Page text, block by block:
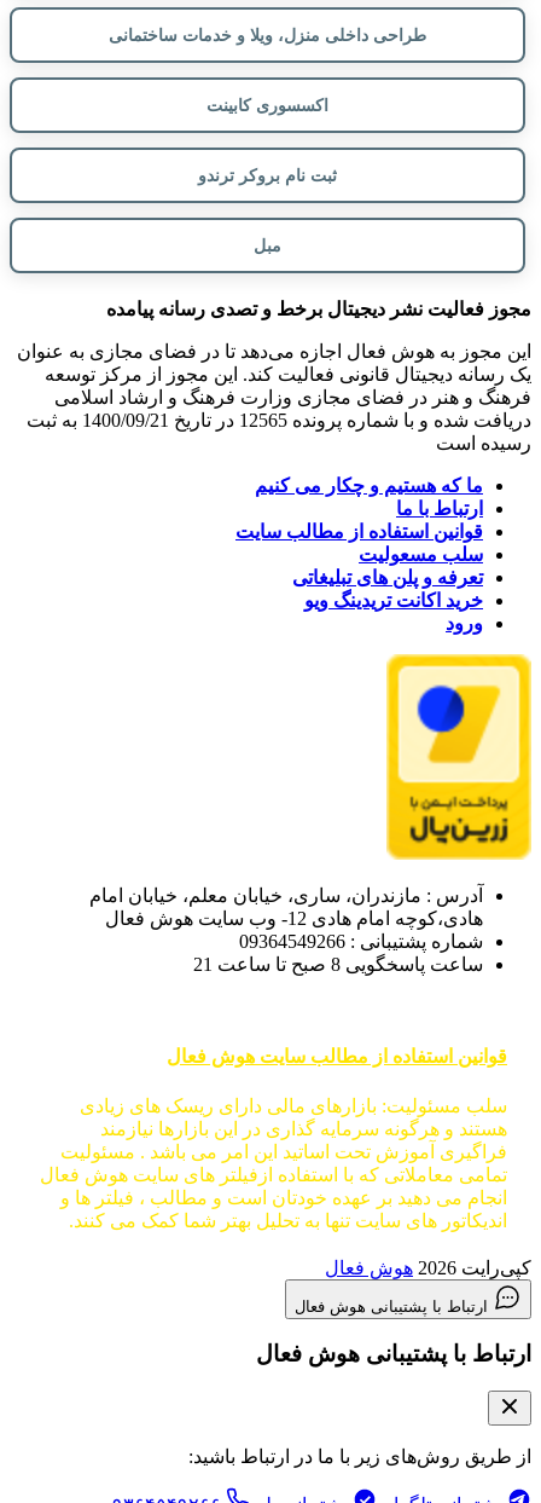
طراحی داخلی منزل، ویلا و خدمات ساختمانی
اکسسوری کابینت
ثبت نام بروکر ترندو
مبل
مجوز فعالیت نشر دیجیتال برخط و تصدی رسانه پیامده
این مجوز به هوش فعال اجازه می‌دهد تا در فضای مجازی به عنوان
یک رسانه دیجیتال قانونی فعالیت کند. این مجوز از مرکز توسعه
فرهنگ و هنر در فضای مجازی وزارت فرهنگ و ارشاد اسلامی
دریافت شده و با شماره پرونده 12565 در تاریخ 1400/09/21 به ثبت
رسیده است
ما که هستیم و چکار می کنیم
ارتباط با ما
قوانین استفاده از مطالب سایت
سلب مسعولیت
تعرفه و پلن های تبلیغاتی
خرید اکانت تریدینگ ویو
ورود
آدرس : مازندران، ساری، خیابان معلم، خیابان امام
هادی،کوچه امام هادی 12- وب سایت هوش فعال
شماره پشتیبانی : 09364549266
ساعت پاسخگویی 8 صبح تا ساعت 21
قوانین استفاده از مطالب سایت هوش فعال
سلب مسئولیت: بازارهای مالی دارای ریسک های زیادی
هستند و هرگونه سرمایه گذاری در این بازارها نیازمند
فراگیری آموزش تحت اساتید این امر می باشد . مسئولیت
تمامی معاملاتی که با استفاده ازفیلتر های سایت هوش فعال
انجام می دهید بر عهده خودتان است و مطالب ، فیلتر ها و
اندیکاتور های سایت تنها به تحلیل بهتر شما کمک می کنند.
کپی‌رایت 2026 هوش فعال
ارتباط با پشتیبانی هوش فعال
ارتباط با پشتیبانی هوش فعال
از طریق روش‌های زیر با ما در ارتباط باشید: